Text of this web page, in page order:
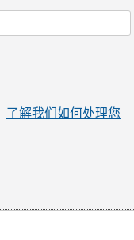
了解我们如何处理您